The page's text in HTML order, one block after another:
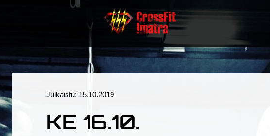
Julkaistu: 15.10.2019
KE 16.10.